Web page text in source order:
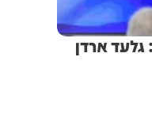
גלעד ארדן